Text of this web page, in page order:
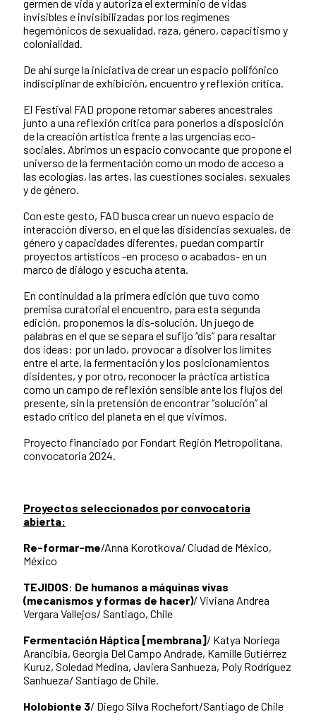
germen de vida y autoriza el exterminio de vidas
invisibles e invisibilizadas por los regímenes
hegemónicos de sexualidad, raza, género, capacitismo y
colonialidad.
De ahí surge la iniciativa de crear un espacio polifónico
indisciplinar de exhibición, encuentro y reflexión crítica.
El Festival FAD propone retomar saberes ancestrales
junto a una reflexión crítica para ponerlos a disposición
de la creación artística frente a las urgencias eco-
sociales. Abrimos un espacio convocante que propone el
universo de la fermentación como un modo de acceso a
las ecologías, las artes, las cuestiones sociales, sexuales
y de género.
Con este gesto, FAD busca crear un nuevo espacio de
interacción diverso, en el que las disidencias sexuales, de
género y capacidades diferentes, puedan compartir
proyectos artísticos -en proceso o acabados- en un
marco de diálogo y escucha atenta.
En continuidad a la primera edición que tuvo como
premisa curatorial el encuentro, para esta segunda
edición, proponemos la dis-solución. Un juego de
palabras en el que se separa el sufijo “dis” para resaltar
dos ideas: por un lado, provocar a disolver los límites
entre el arte, la fermentación y los posicionamientos
disidentes, y por otro, reconocer la práctica artística
como un campo de reflexión sensible ante los flujos del
presente, sin la pretensión de encontrar “solución” al
estado crítico del planeta en el que vivimos.
Proyecto financiado por Fondart Región Metropolitana,
convocatoria 2024.
Proyectos seleccionados por convocatoria
abierta:
Re-formar-me/Anna Korotkova/ Ciudad de México,
México
TEJIDOS: De humanos a máquinas vivas
(mecanismos y formas de hacer)/ Viviana Andrea
Vergara Vallejos/ Santiago, Chile
Fermentación Háptica [membrana]/ Katya Noriega
Arancibia, Georgia Del Campo Andrade, Kamille Gutiérrez
Kuruz, Soledad Medina, Javiera Sanhueza, Poly Rodríguez
Sanhueza/ Santiago de Chile.
Holobionte 3/ Diego Silva Rochefort/Santiago de Chile